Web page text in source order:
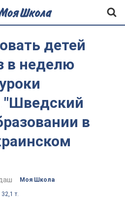
детей
в неделю
в
Моя Школа
32,1 т.